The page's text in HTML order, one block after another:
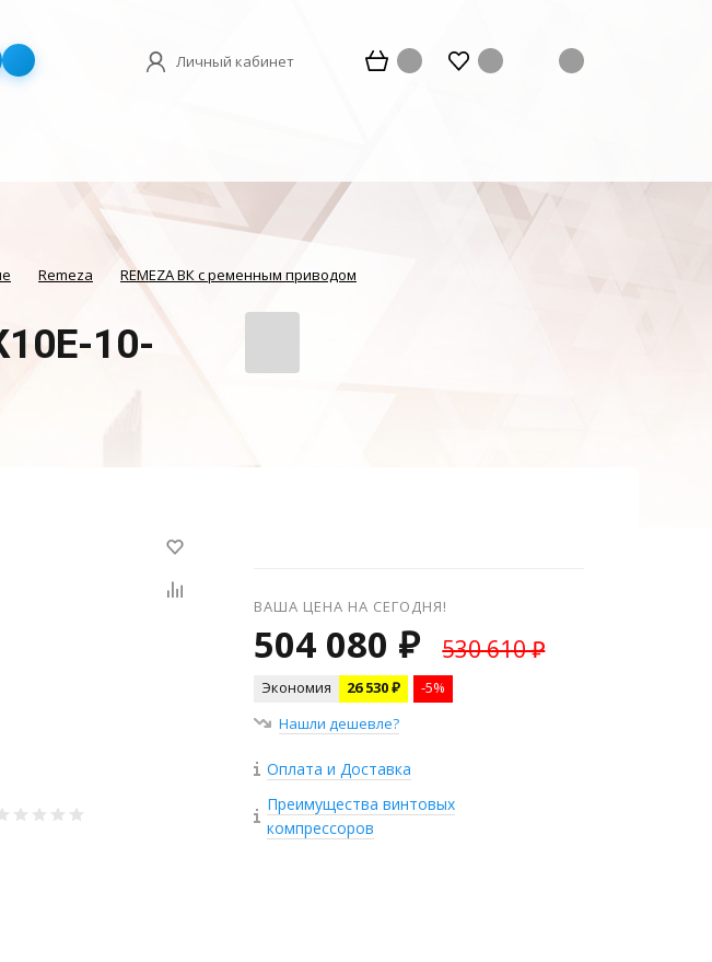
Личный кабинет
Remeza REMEZA ВК с ременным приводом
10-
ВАША ЦЕНА НА СЕГОДНЯ!
504 080 ₽ 530 610 ₽
Экономия 26 530 ₽
-5%
Нашли дешевле?
Оплата и Доставка
Преимущества винтовых
компрессоров